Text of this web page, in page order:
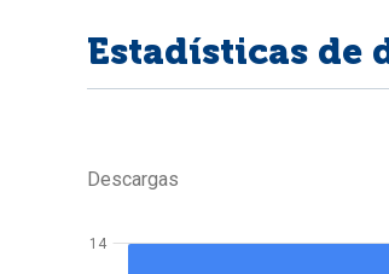
Estadísticas de
Descargas
14